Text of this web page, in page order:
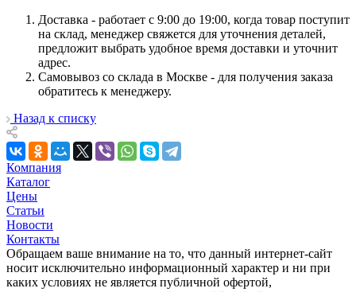
Доставка - работает с 9:00 до 19:00, когда товар поступит
на склад, менеджер свяжется для уточнения деталей,
предложит выбрать удобное время доставки и уточнит
адрес.
Самовывоз со склада в Москве - для получения заказа
обратитесь к менеджеру.
Назад к списку
Компания
Каталог
Цены
Статьи
Новости
Контакты
Обращаем ваше внимание на то, что данный интернет-сайт
носит исключительно информационный характер и ни при
каких условиях не является публичной офертой,